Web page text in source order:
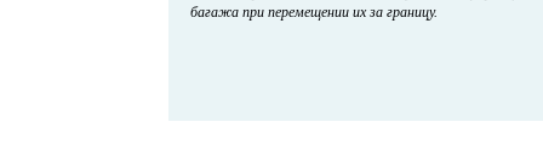
багажа при перемещении их за границу.